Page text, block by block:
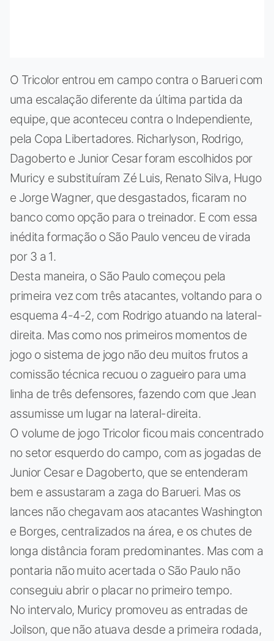
O Tricolor entrou em campo contra o Barueri com
uma escalação diferente da última partida da
equipe, que aconteceu contra o Independiente,
pela Copa Libertadores. Richarlyson, Rodrigo,
Dagoberto e Junior Cesar foram escolhidos por
Muricy e substituíram Zé Luis, Renato Silva, Hugo
e Jorge Wagner, que desgastados, ficaram no
banco como opção para o treinador. E com essa
inédita formação o São Paulo venceu de virada
por 3 a 1.
Desta maneira, o São Paulo começou pela
primeira vez com três atacantes, voltando para o
esquema 4-4-2, com Rodrigo atuando na lateral-
direita. Mas como nos primeiros momentos de
jogo o sistema de jogo não deu muitos frutos a
comissão técnica recuou o zagueiro para uma
linha de três defensores, fazendo com que Jean
assumisse um lugar na lateral-direita.
O volume de jogo Tricolor ficou mais concentrado
no setor esquerdo do campo, com as jogadas de
Junior Cesar e Dagoberto, que se entenderam
bem e assustaram a zaga do Barueri. Mas os
lances não chegavam aos atacantes Washington
e Borges, centralizados na área, e os chutes de
longa distância foram predominantes. Mas com a
pontaria não muito acertada o São Paulo não
conseguiu abrir o placar no primeiro tempo.
No intervalo, Muricy promoveu as entradas de
Joilson, que não atuava desde a primeira rodada,